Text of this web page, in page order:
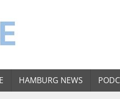
HAMBURG NEWS